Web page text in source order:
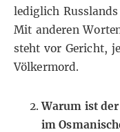
lediglich
Mit anderen
steht vor Gericht,
Völkermord.
Warum ist
im